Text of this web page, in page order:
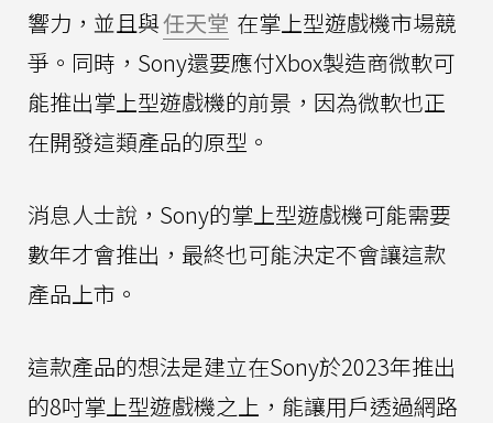
響力，並且與任天堂 在掌上型遊戲機市場競
爭。同時，Sony還要應付Xbox製造商微軟可
能推出掌上型遊戲機的前景，因為微軟也正
在開發這類產品的原型。
消息人士說，Sony的掌上型遊戲機可能需要
數年才會推出，最終也可能決定不會讓這款
產品上市。
這款產品的想法是建立在Sony於2023年推出
的8吋掌上型遊戲機之上，能讓用戶透過網路